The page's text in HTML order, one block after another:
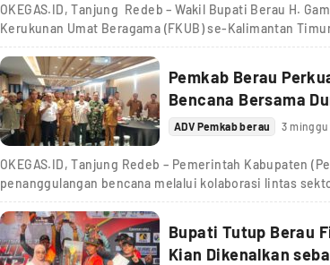
OKEGAS.ID, Tanjung Redeb – Wakil Bupati Berau H.
Kerukunan Umat Beragama (FKUB) se-Kalimantan
Pemkab Berau
Bencana Bersama
ADV Pemkab berau 3 minggu
OKEGAS.ID, Tanjung Redeb – Pemerintah Kabupaten
penanggulangan bencana melalui kolaborasi lintas
Bupati Tutup Berau
Kian Dikenalkan